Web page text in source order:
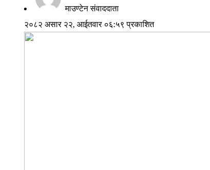
माउण्टेन संवाददाता
२०८२ असार २२, आईतवार ०६:५९ प्रकाशित